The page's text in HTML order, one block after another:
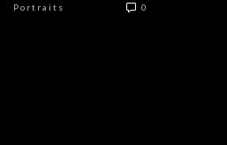
Portraits 0